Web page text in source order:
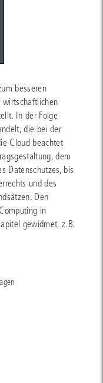
besseren
wirtschaftlichen
In der Folge
die bei der
Cloud beachtet
dem
Datenschutzes, bis
und des
Den
in
gewidmet, z.B.